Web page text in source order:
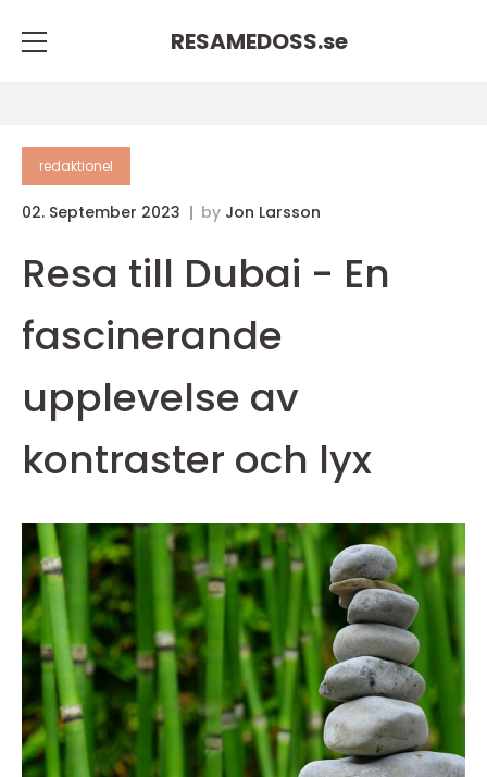
RESAMEDOSS.se
redaktionel
02. September 2023 by Jon Larsson
Resa till Dubai - En
fascinerande
upplevelse av
kontraster och lyx